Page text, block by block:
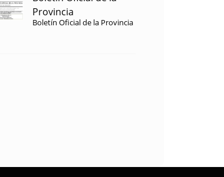
Provincia
Boletín Oficial de la Provincia